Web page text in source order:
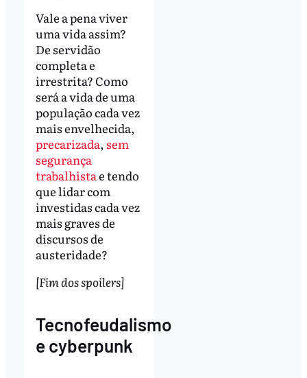
Vale a pena viver
uma vida assim?
De servidão
completa e
irrestrita? Como
será a vida de uma
população cada vez
mais envelhecida,
precarizada, sem
segurança
trabalhistae tendo
que lidar com
investidas cada vez
mais graves de
discursos de
austeridade?
[Fim dos spoilers]
Tecnofeudalismo
e cyberpunk